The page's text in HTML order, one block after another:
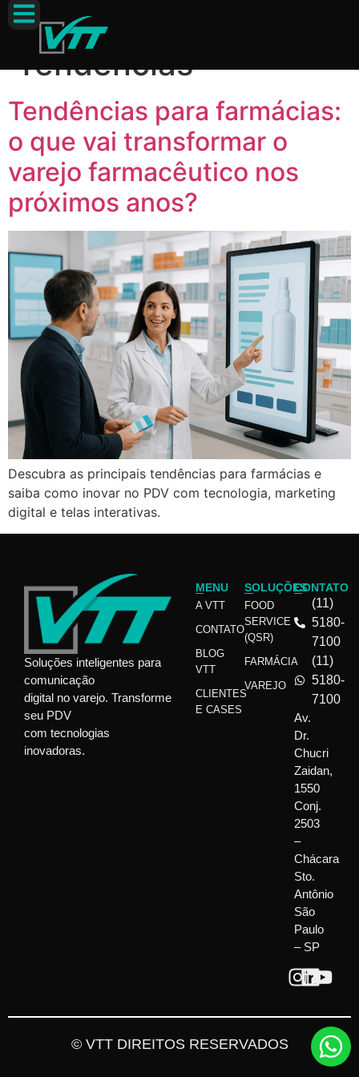
Categoria:
Tendências
Tendências para farmácias:
o que vai transformar o
varejo farmacêutico nos
próximos anos?
Descubra as principais tendências para farmácias e
saiba como inovar no PDV com tecnologia, marketing
digital e telas interativas.
Soluções inteligentes para
comunicação
digital no varejo. Transforme
seu PDV
com tecnologias
inovadoras.
MENU
A VTT
CONTATO
BLOG
VTT
CLIENTES
E CASES
SOLUÇÕES
FOOD
SERVICE
(QSR)
FARMÁCIA
VAREJO
CONTATO
(11)
5180-
7100
(11)
5180-
7100
Av.
Dr.
Chucri
Zaidan,
1550
Conj.
2503
–
Chácara
Sto.
Antônio
São
Paulo
– SP
© VTT DIREITOS RESERVADOS